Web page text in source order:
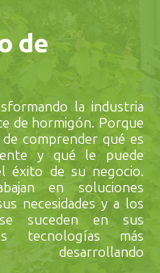
de
la industria
de hormigón. Porque
comprender qué es
y qué le puede
éxito de su negocio.
en soluciones
necesidades y a los
suceden en sus
tecnologías más